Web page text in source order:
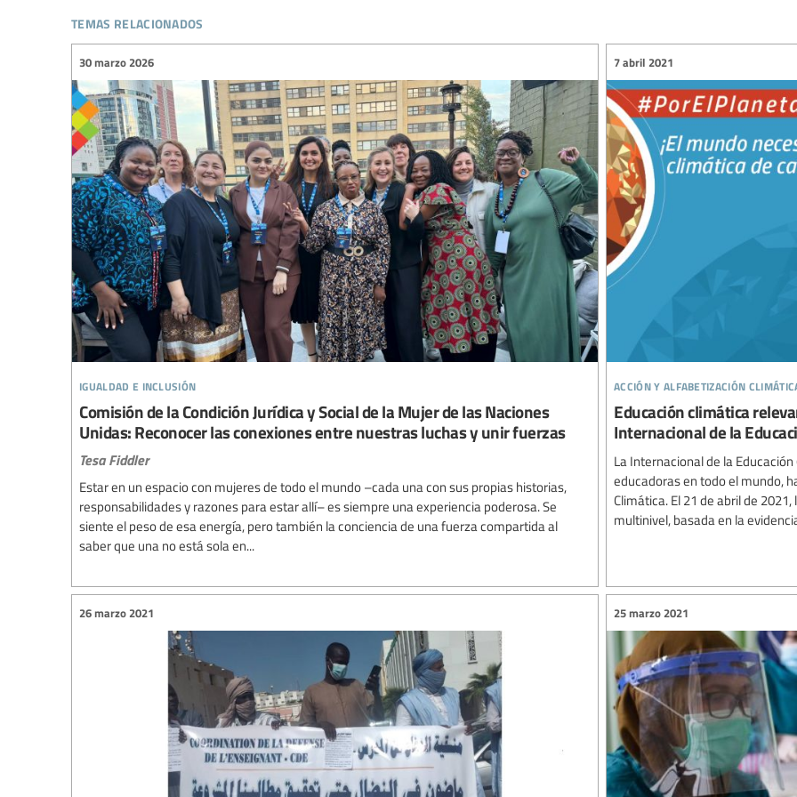
temas relacionados
igualdad e inclusión
30 marzo 2026
Comisión de la Condición Jurídica y Social de la Mujer de las Naciones
Unidas: Reconocer las conexiones entre nuestras luchas y unir fuerzas
Tesa Fiddler
Estar en un espacio con mujeres de todo el mundo –cada una con sus propias historias,
responsabilidades y razones para estar allí– es siempre una experiencia poderosa. Se
siente el peso de esa energía, pero también la conciencia de una fuerza compartida al
saber que una no está sola en...
acción y alfabetización
7 abril 2021
Educación climática
Internacional de la
La Internacional de la
educadoras en todo el mundo,
Climática. El 21 de abril de
multinivel, basada en la
26 marzo 2021 25 marzo 2021